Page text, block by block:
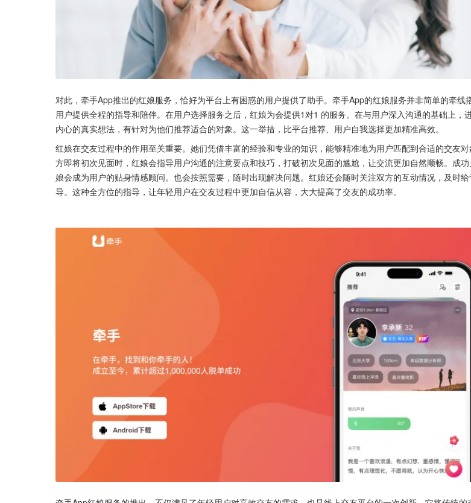
对此，牵手App推出的红娘服务，恰好为平台上有困惑的用户提供了助手。牵手App的红娘服务并非简单的牵线
用户提供全程的指导和陪伴。在用户选择服务之后，红娘为会提供1对1 的服务。在与用户深入沟通的基础上，
内心的真实想法，有针对为他们推荐适合的对象。这一举措，比平台推荐、用户自我选择更加精准高效。
红娘在交友过程中的作用至关重要。她们凭借丰富的经验和专业的知识，能够精准地为用户匹配到合适的交友
方即将初次见面时，红娘会指导用户沟通的注意要点和技巧，打破初次见面的尴尬，让交流更加自然顺畅。成
娘会成为用户的贴身情感顾问。也会按照需要，随时出现解决问题。红娘还会随时关注双方的互动情况，及时
导。这种全方位的指导，让年轻用户在交友过程中更加自信从容，大大提高了交友的成功率。